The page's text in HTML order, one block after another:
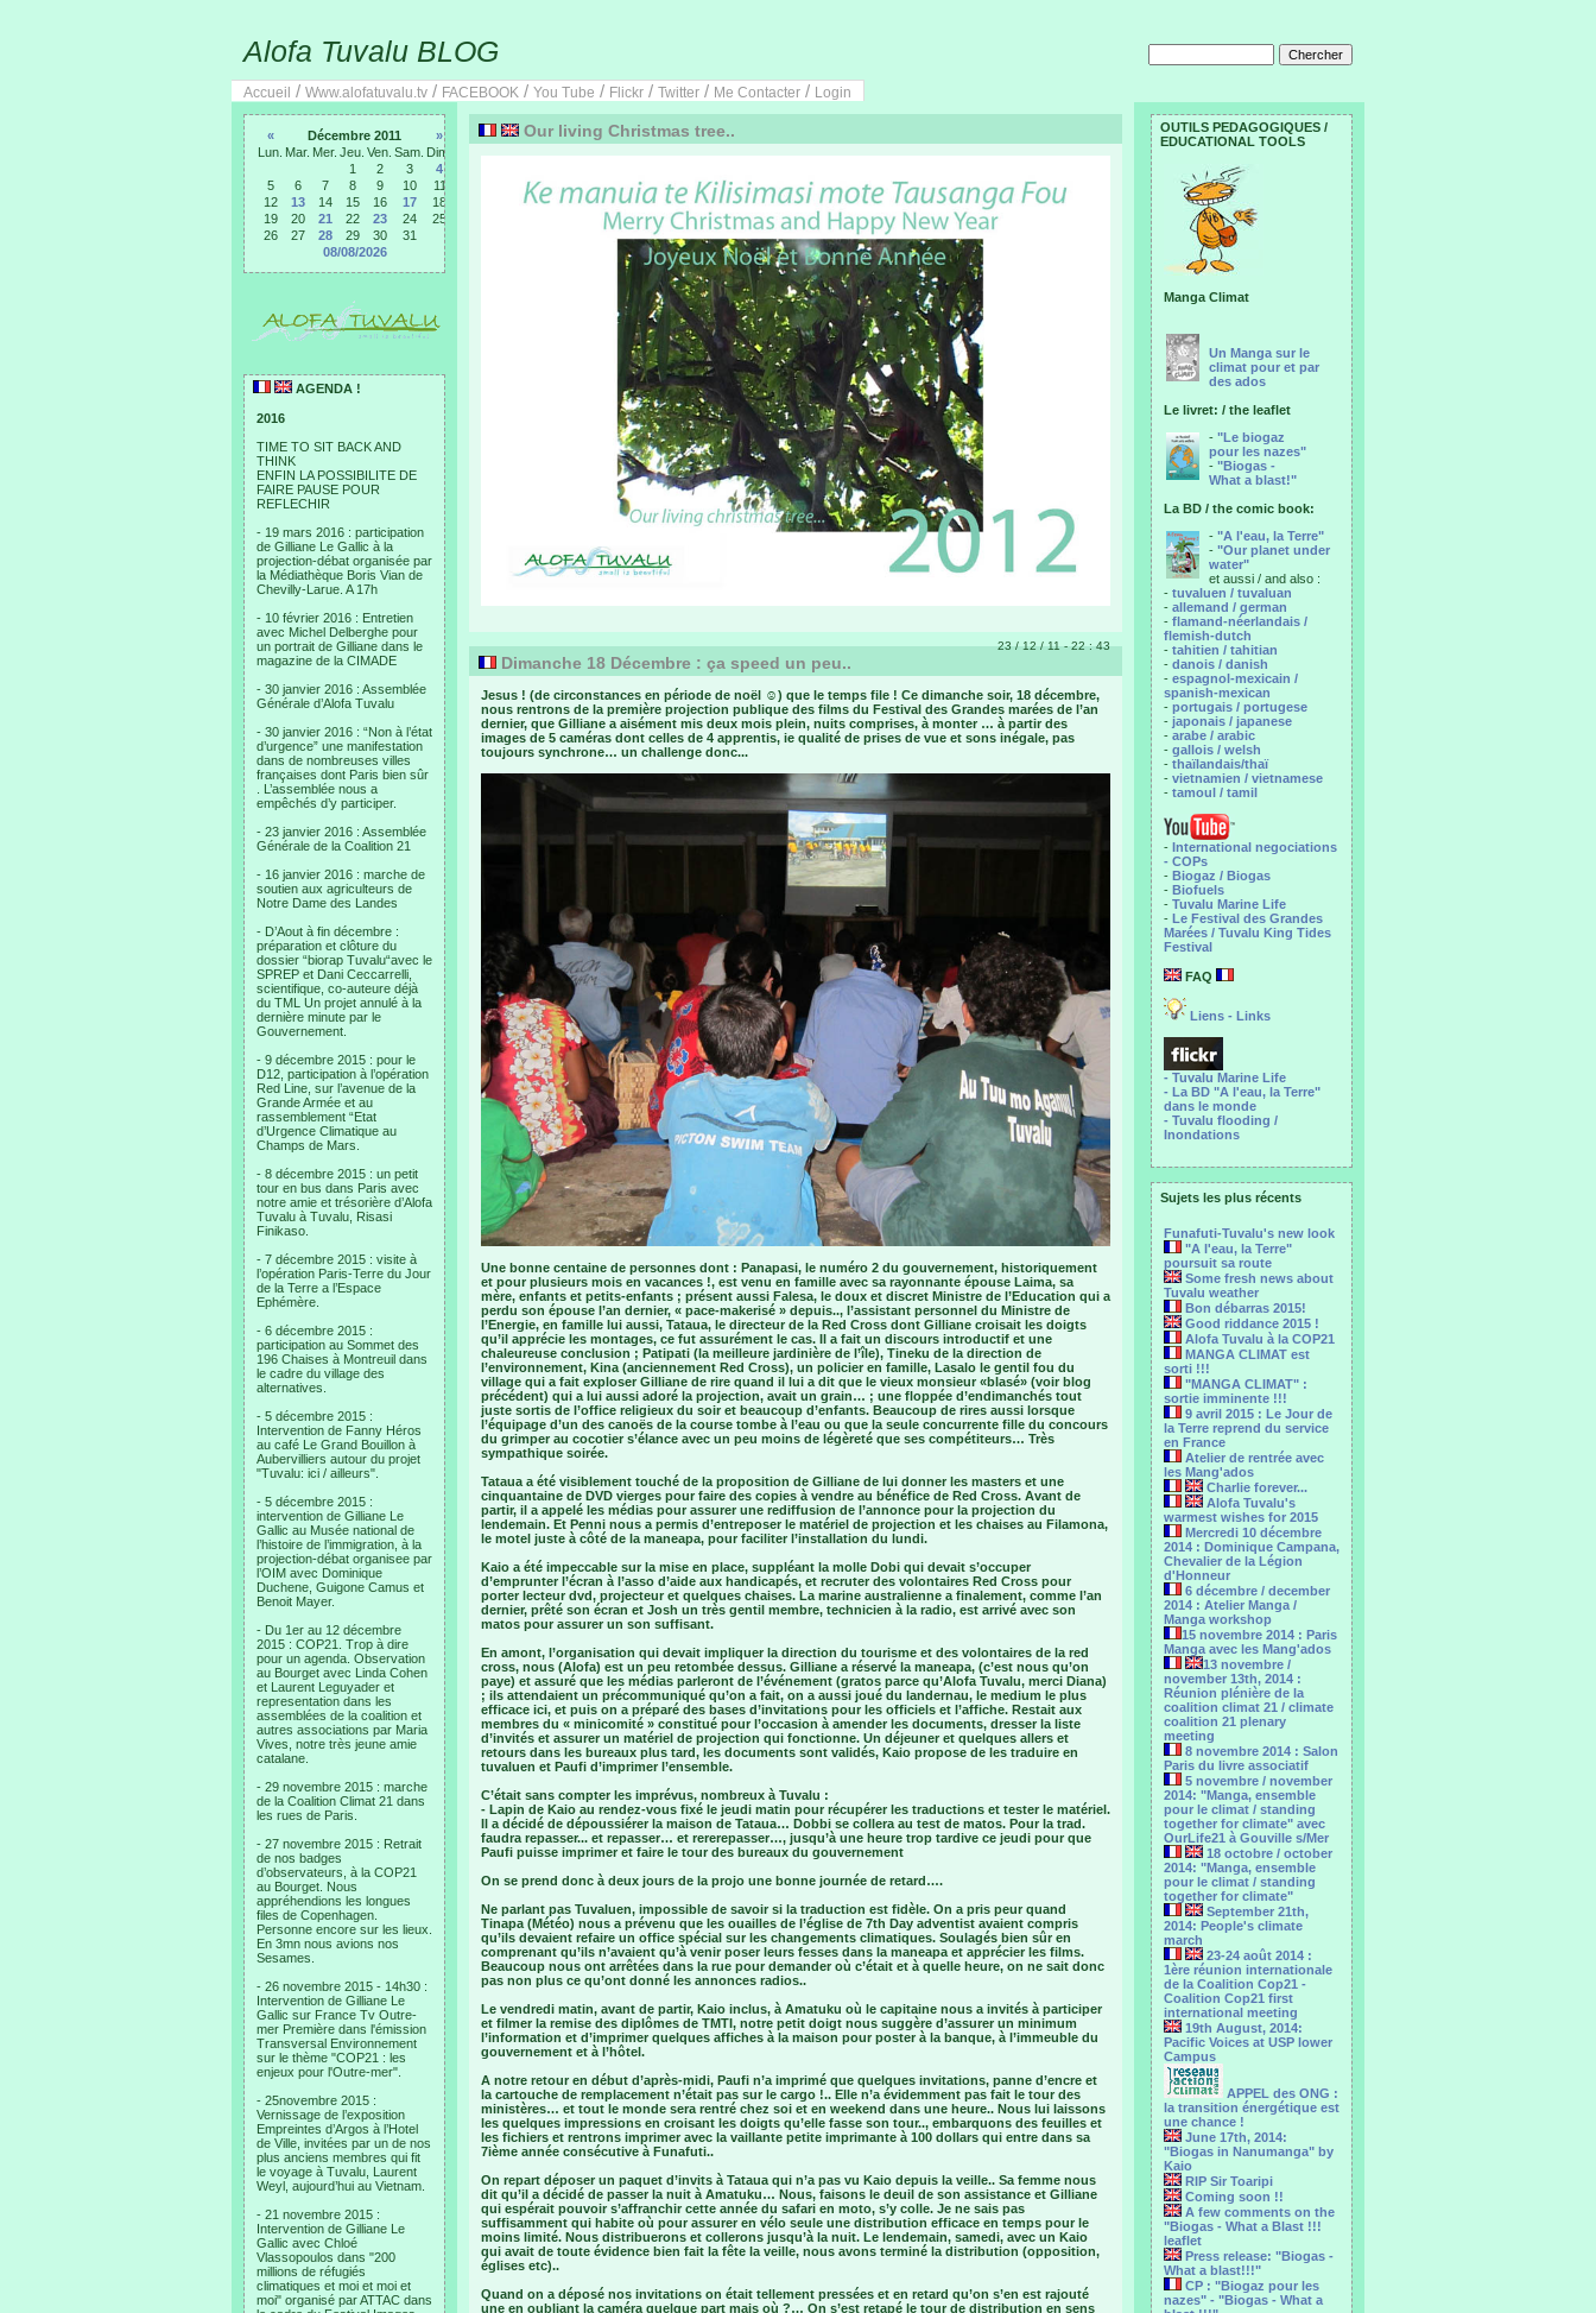
Alofa Tuvalu BLOG
Accueil / Www.alofatuvalu.tv / FACEBOOK / You Tube / Flickr / Twitter / Me Contacter / Login
« Décembre 2011
»
Lun. Mar. Mer. Jeu. Ven. Sam. Dim.
1
2 3
4
5
6 7 8 9 10
11
12
13 14 15 16 17
18
19
20 21 22 23 24
25
26
27 28 29 30
31
08/08/2026
AGENDA !
2016
TIME TO SIT BACK AND
THINK
ENFIN LA POSSIBILITE DE
FAIRE PAUSE POUR
REFLECHIR
- 19 mars 2016 : participation
de Gilliane Le Gallic à la
projection-débat organisée par
la Médiathèque Boris Vian de
Chevilly-Larue. A 17h
- 10 février 2016 : Entretien
avec Michel Delberghe pour
un portrait de Gilliane dans le
magazine de la CIMADE
- 30 janvier 2016 : Assemblée
Générale d’Alofa Tuvalu
- 30 janvier 2016 : “Non à l’état
d’urgence” une manifestation
dans de nombreuses villes
françaises dont Paris bien sûr
. L’assemblée nous a
empêchés d’y participer.
- 23 janvier 2016 : Assemblée
Générale de la Coalition 21
- 16 janvier 2016 : marche de
soutien aux agriculteurs de
Notre Dame des Landes
- D’Aout à fin décembre :
préparation et clôture du
dossier “biorap Tuvalu“avec le
SPREP et Dani Ceccarrelli,
scientifique, co-auteure déjà
du TML Un projet annulé à la
dernière minute par le
Gouvernement.
- 9 décembre 2015 : pour le
D12, participation à l’opération
Red Line, sur l’avenue de la
Grande Armée et au
rassemblement “Etat
d’Urgence Climatique au
Champs de Mars.
- 8 décembre 2015 : un petit
tour en bus dans Paris avec
notre amie et trésorière d’Alofa
Tuvalu à Tuvalu, Risasi
Finikaso.
- 7 décembre 2015 : visite à
l’opération Paris-Terre du Jour
de la Terre a l’Espace
Ephémère.
- 6 décembre 2015 :
participation au Sommet des
196 Chaises à Montreuil dans
le cadre du village des
alternatives.
- 5 décembre 2015 :
Intervention de Fanny Héros
au café Le Grand Bouillon à
Aubervilliers autour du projet
"Tuvalu: ici / ailleurs".
- 5 décembre 2015 :
intervention de Gilliane Le
Gallic au Musée national de
l’histoire de l’immigration, à la
projection-débat organisee par
l’OIM avec Dominique
Duchene, Guigone Camus et
Benoit Mayer.
- Du 1er au 12 décembre
2015 : COP21. Trop à dire
pour un agenda. Observation
au Bourget avec Linda Cohen
et Laurent Leguyader et
representation dans les
assemblées de la coalition et
autres associations par Maria
Vives, notre très jeune amie
catalane.
- 29 novembre 2015 : marche
de la Coalition Climat 21 dans
les rues de Paris.
- 27 novembre 2015 : Retrait
de nos badges
d’observateurs, à la COP21
au Bourget. Nous
appréhendions les longues
files de Copenhagen.
Personne encore sur les lieux.
En 3mn nous avions nos
Sesames.
- 26 novembre 2015 - 14h30 :
Intervention de Gilliane Le
Gallic sur France Tv Outre-
mer Première dans l'émission
Transversal Environnement
sur le thème "COP21 : les
enjeux pour l'Outre-mer".
- 25novembre 2015 :
Vernissage de l’exposition
Empreintes d’Argos à l’Hotel
de Ville, invitées par un de nos
plus anciens membres qui fit
le voyage à Tuvalu, Laurent
Weyl, aujourd’hui au Vietnam.
- 21 novembre 2015 :
Intervention de Gilliane Le
Gallic avec Chloé
Vlassopoulos dans "200
millions de réfugiés
climatiques et moi et moi et
moi" organisé par ATTAC dans
OUTILS PEDAGOGIQUES /
EDUCATIONAL TOOLS
Manga Climat
Un Manga sur le
climat pour et par
des ados
Le livret: / the leaflet
- "Le biogaz
pour les nazes"
- "Biogas -
What a blast!"
La BD / the comic book:
- "A l'eau, la Terre"
- "Our planet under
water"
et aussi / and also :
- tuvaluen / tuvaluan
- allemand / german
- flamand-néerlandais /
flemish-dutch
- tahitien / tahitian
- danois / danish
- espagnol-mexicain /
spanish-mexican
- portugais / portugese
- japonais / japanese
- arabe / arabic
- gallois / welsh
- thaïlandais/thaï
- vietnamien / vietnamese
- tamoul / tamil
- International negociations
- COPs
- Biogaz / Biogas
- Biofuels
- Tuvalu Marine Life
- Le Festival des Grandes
Marées / Tuvalu King Tides
Festival
FAQ
Liens - Links
- Tuvalu Marine Life
- La BD "A l'eau, la Terre"
dans le monde
- Tuvalu flooding /
Inondations
Sujets les plus récents
Funafuti-Tuvalu's new look
"A l'eau, la Terre"
poursuit sa route
Some fresh news about
Tuvalu weather
Bon débarras 2015!
Good riddance 2015 !
Alofa Tuvalu à la COP21
MANGA CLIMAT est
sorti !!!
"MANGA CLIMAT" :
sortie imminente !!!
9 avril 2015 : Le Jour de
la Terre reprend du service
en France
Atelier de rentrée avec
les Mang'ados
Charlie forever...
Alofa Tuvalu's
warmest wishes for 2015
Mercredi 10 décembre
2014 : Dominique Campana,
Chevalier de la Légion
d'Honneur
6 décembre / december
2014 : Atelier Manga /
Manga workshop
15 novembre 2014 : Paris
Manga avec les Mang'ados
13 novembre /
november 13th, 2014 :
Réunion plénière de la
coalition climat 21 / climate
coalition 21 plenary
meeting
8 novembre 2014 : Salon
Paris du livre associatif
5 novembre / november
2014: "Manga, ensemble
pour le climat / standing
together for climate" avec
OurLife21 à Gouville s/Mer
18 octobre / october
2014: "Manga, ensemble
pour le ‎climat / standing
together for climate"
September 21th,
2014: People's climate
march
23-24 août 2014 :
1ère réunion internationale
de la Coalition Cop21 -
Coalition Cop21 first
international meeting
19th August, 2014:
Pacific Voices at USP lower
Campus
APPEL des ONG :
la transition énergétique est
une chance !
June 17th, 2014:
"Biogas in Nanumanga" by
Kaio
RIP Sir Toaripi
Coming soon !!
A few comments on the
"Biogas - What a Blast !!!
leaflet
Press release: "Biogas -
What a blast!!!"
CP : "Biogaz pour les
nazes" - "Biogas - What a
Our living Christmas tree..
23 / 12 / 11 - 22 : 43
Dimanche 18 Décembre : ça speed un peu..
Jesus ! (de circonstances en période de noël ☺) que le temps file ! Ce dimanche soir, 18 décembre,
nous rentrons de la première projection publique des films du Festival des Grandes marées de l’an
dernier, que Gilliane a aisément mis deux mois plein, nuits comprises, à monter … à partir des
images de 5 caméras dont celles de 4 apprentis, ie qualité de prises de vue et sons inégale, pas
toujours synchrone… un challenge donc...
Une bonne centaine de personnes dont : Panapasi, le numéro 2 du gouvernement, historiquement
et pour plusieurs mois en vacances !, est venu en famille avec sa rayonnante épouse Laima, sa
mère, enfants et petits-enfants ; présent aussi Falesa, le doux et discret Ministre de l’Education qui a
perdu son épouse l’an dernier, « pace-makerisé » depuis.., l’assistant personnel du Ministre de
l’Energie, en famille lui aussi, Tataua, le directeur de la Red Cross dont Gilliane croisait les doigts
qu’il apprécie les montages, ce fut assurément le cas. Il a fait un discours introductif et une
chaleureuse conclusion ; Patipati (la meilleure jardinière de l’île), Tineku de la direction de
l’environnement, Kina (anciennement Red Cross), un policier en famille, Lasalo le gentil fou du
village qui a fait exploser Gilliane de rire quand il lui a dit que le vieux monsieur «blasé» (voir blog
précédent) qui a lui aussi adoré la projection, avait un grain… ; une floppée d’endimanchés tout
juste sortis de l’office religieux du soir et beaucoup d’enfants. Beaucoup de rires aussi lorsque
l’équipage d’un des canoës de la course tombe à l’eau ou que la seule concurrente fille du concours
du grimper au cocotier s’élance avec un peu moins de légèreté que ses compétiteurs… Très
sympathique soirée.
Tataua a été visiblement touché de la proposition de Gilliane de lui donner les masters et une
cinquantaine de DVD vierges pour faire des copies à vendre au bénéfice de Red Cross. Avant de
partir, il a appelé les médias pour assurer une rediffusion de l’annonce pour la projection du
lendemain. Et Penni nous a permis d’entreposer le matériel de projection et les chaises au Filamona,
le motel juste à côté de la maneapa, pour faciliter l’installation du lundi.
Kaio a été impeccable sur la mise en place, suppléant la molle Dobi qui devait s’occuper
d’emprunter l’écran à l’asso d’aide aux handicapés, et recruter des volontaires Red Cross pour
porter lecteur dvd, projecteur et quelques chaises. La marine australienne a finalement, comme l’an
dernier, prêté son écran et Josh un très gentil membre, technicien à la radio, est arrivé avec son
matos pour assurer un son suffisant.
En amont, l’organisation qui devait impliquer la direction du tourisme et des volontaires de la red
cross, nous (Alofa) est un peu retombée dessus. Gilliane a réservé la maneapa, (c’est nous qu’on
paye) et assuré que les médias parleront de l’événement (gratos parce qu’Alofa Tuvalu, merci Diana)
; ils attendaient un précommuniqué qu’on a fait, on a aussi joué du landernau, le medium le plus
efficace ici, et puis on a préparé des bases d’invitations pour les officiels et l’affiche. Restait aux
membres du « minicomité » constitué pour l’occasion à amender les documents, dresser la liste
d’invités et assurer un matériel de projection qui fonctionne. Un déjeuner et quelques allers et
retours dans les bureaux plus tard, les documents sont validés, Kaio propose de les traduire en
tuvaluen et Paufi d’imprimer l’ensemble.
C’était sans compter les imprévus, nombreux à Tuvalu :
- Lapin de Kaio au rendez-vous fixé le jeudi matin pour récupérer les traductions et tester le matériel.
Il a décidé de dépoussiérer la maison de Tataua… Dobbi se collera au test de matos. Pour la trad.
faudra repasser... et repasser… et rererepasser…, jusqu’à une heure trop tardive ce jeudi pour que
Paufi puisse imprimer et faire le tour des bureaux du gouvernement
On se prend donc à deux jours de la projo une bonne journée de retard….
Ne parlant pas Tuvaluen, impossible de savoir si la traduction est fidèle. On a pris peur quand
Tinapa (Météo) nous a prévenu que les ouailles de l’église de 7th Day adventist avaient compris
qu’ils devaient refaire un office spécial sur les changements climatiques. Soulagés bien sûr en
comprenant qu’ils n’avaient qu’à venir poser leurs fesses dans la maneapa et apprécier les films.
Beaucoup nous ont arrêtées dans la rue pour demander où c’était et à quelle heure, on ne sait donc
pas non plus ce qu’ont donné les annonces radios..
Le vendredi matin, avant de partir, Kaio inclus, à Amatuku où le capitaine nous a invités à participer
et filmer la remise des diplômes de TMTI, notre petit doigt nous suggère d’assurer un minimum
l’information et d’imprimer quelques affiches à la maison pour poster à la banque, à l’immeuble du
gouvernement et à l’hôtel.
A notre retour en début d’après-midi, Paufi n’a imprimé que quelques invitations, panne d’encre et
la cartouche de remplacement n’était pas sur le cargo !.. Elle n’a évidemment pas fait le tour des
ministères… et tout le monde sera rentré chez soi et en weekend dans une heure.. Nous lui laissons
les quelques impressions en croisant les doigts qu’elle fasse son tour.., embarquons des feuilles et
les fichiers et rentrons imprimer avec la vaillante petite imprimante à 100 dollars qui entre dans sa
7ième année consécutive à Funafuti..
On repart déposer un paquet d’invits à Tataua qui n’a pas vu Kaio depuis la veille.. Sa femme nous
dit qu’il a décidé de passer la nuit à Amatuku… Nous, faisons le deuil de son assistance et Gilliane
qui espérait pouvoir s’affranchir cette année du safari en moto, s’y colle. Je ne sais pas
suffisamment qui habite où pour assurer en vélo seule une distribution efficace en temps pour le
moins limité. Nous distribuerons et collerons jusqu’à la nuit. Le lendemain, samedi, avec un Kaio
qui avait de toute évidence bien fait la fête la veille, nous avons terminé la distribution (opposition,
églises etc)..
Quand on a déposé nos invitations on était tellement pressées et en retard qu’on s’en est rajouté
une en oubliant la caméra quelque part mais où ?… On s’est retapé le tour de distribution en sens